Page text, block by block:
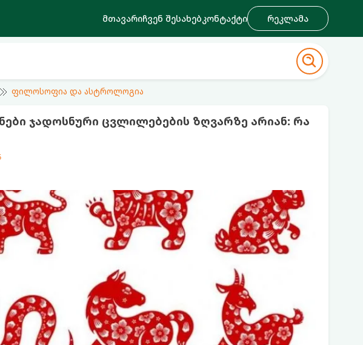
მთავარიჩვენ შესახებკონტაქტი რეკლამა
ფილოსოფია და ასტროლოგია
ჯადოსნური ცვლილებების ზღვარზე არიან: რა